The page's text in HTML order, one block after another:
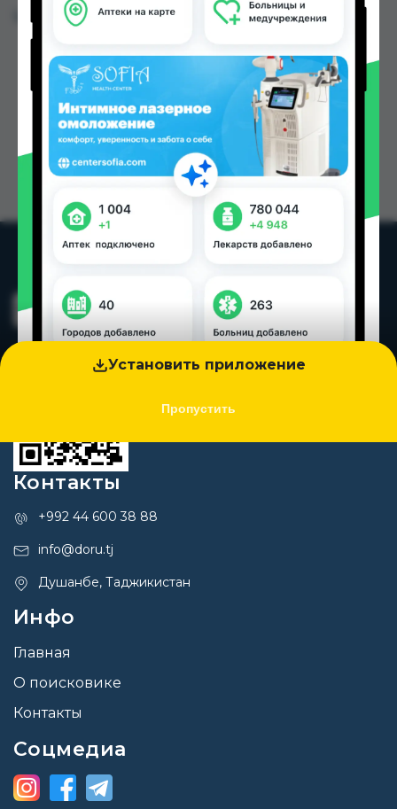
Установить приложение
Пропустить
Цена: от92.00 TJS
Контакты
+992 44 600 38 88
info@doru.tj
Душанбе, Таджикистан
Инфо
Главная
О поисковике
Контакты
Соцмедиа